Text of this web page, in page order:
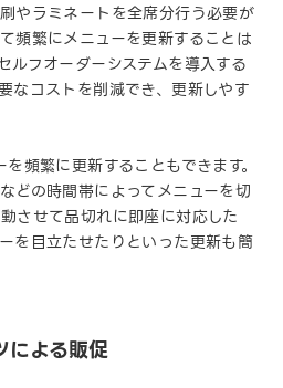
やラミネートを全席分行う必要が
頻繁にメニューを更新することは
ルフオーダーシステムを導入する
なコストを削減でき、更新しやす
頻繁に更新することもできます。
どの時間帯によってメニューを切
させて品切れに即座に対応した
を目立たせたりといった更新も簡
による販促